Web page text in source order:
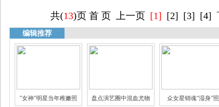
共(13)页 首 页 上一页 [1] [2] [3] [4]
编辑推荐
"女神"明星当年稚嫩照 盘点演艺圈中混血尤物 众女星销魂“湿身”照
娱乐圈身家过亿的明星 揭秘娱乐圈真假"闺蜜情" 三线女星的豪门生活